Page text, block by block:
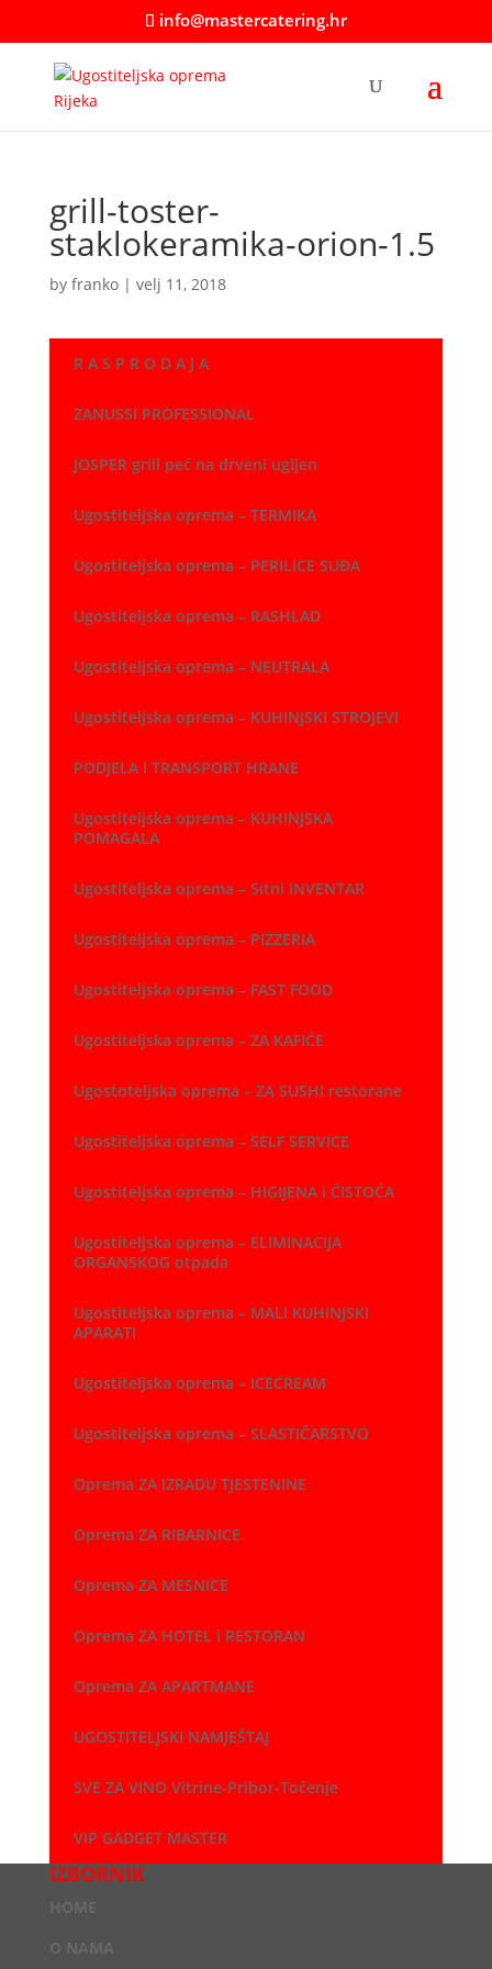
info@mastercatering.hr
grill-toster-
staklokeramika-orion-1.5
by franko| velj 11, 2018
R A S P R O D A J A
ZANUSSI PROFESSIONAL
JOSPER grill peć na drveni ugljen
Ugostiteljska oprema – TERMIKA
Ugostiteljska oprema – PERILICE SUĐA
Ugostiteljska oprema – RASHLAD
Ugostiteljska oprema – NEUTRALA
Ugostiteljska oprema – KUHINJSKI STROJEVI
PODJELA I TRANSPORT HRANE
Ugostiteljska oprema – KUHINJSKA
POMAGALA
Ugostiteljska oprema – Sitni INVENTAR
Ugostiteljska oprema – PIZZERIA
Ugostiteljska oprema – FAST FOOD
Ugostiteljska oprema – ZA KAFIĆE
Ugostoteljska oprema – ZA SUSHI restorane
Ugostiteljska oprema – SELF SERVICE
Ugostiteljska oprema – HIGIJENA i ČISTOĆA
Ugostiteljska oprema – ELIMINACIJA
ORGANSKOG otpada
Ugostiteljska oprema – MALI KUHINJSKI
APARATI
Ugostiteljska oprema – ICECREAM
Ugostiteljska oprema – SLASTIČARSTVO
Oprema ZA IZRADU TJESTENINE
Oprema ZA RIBARNICE
Oprema ZA MESNICE
Oprema ZA HOTEL i RESTORAN
Oprema ZA APARTMANE
UGOSTITELJSKI NAMJEŠTAJ
SVE ZA VINO Vitrine-Pribor-Točenje
VIP GADGET MASTER
IZBORNIK